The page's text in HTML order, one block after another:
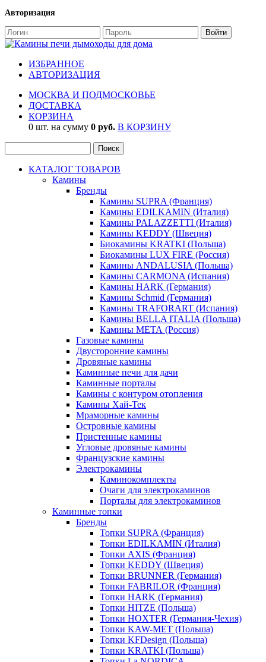
Авторизация
ИЗБРАННОЕ
АВТОРИЗАЦИЯ
МОСКВА И ПОДМОСКОВЬЕ
ДОСТАВКА
КОРЗИНА
0 шт. на сумму 0 руб. В КОРЗИНУ
КАТАЛОГ ТОВАРОВ
Камины
Бренды
Камины SUPRA (Франция)
Камины EDILKAMIN (Италия)
Камины PALAZZETTI (Италия)
Камины KEDDY (Швеция)
Биокамины KRATKI (Польша)
Биокамины LUX FIRE (Россия)
Камины ANDALUSIA (Польша)
Камины CARMONA (Испания)
Камины HARK (Германия)
Камины Schmid (Германия)
Камины TRAFORART (Испания)
Камины BELLA ITALIA (Польша)
Камины МЕТА (Россия)
Газовые камины
Двусторонние камины
Дровяные камины
Каминные печи для дачи
Каминные порталы
Камины с контуром отопления
Камины Хай-Тек
Мраморные камины
Островные камины
Пристенные камины
Угловые дровяные камины
Французские камины
Электрокамины
Каминокомплекты
Очаги для электрокаминов
Порталы для электрокаминов
Каминные топки
Бренды
Топки SUPRA (Франция)
Топки EDILKAMIN (Италия)
Топки AXIS (Франция)
Топки KEDDY (Швеция)
Топки BRUNNER (Германия)
Топки FABRILOR (Франция)
Топки HARK (Германия)
Топки HITZE (Польша)
Топки HOXTER (Германия-Чехия)
Топки KAW-MET (Польша)
Топки KFDesign (Польша)
Топки KRATKI (Польша)